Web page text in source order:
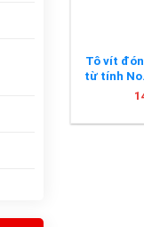
Tô vít
từ tính